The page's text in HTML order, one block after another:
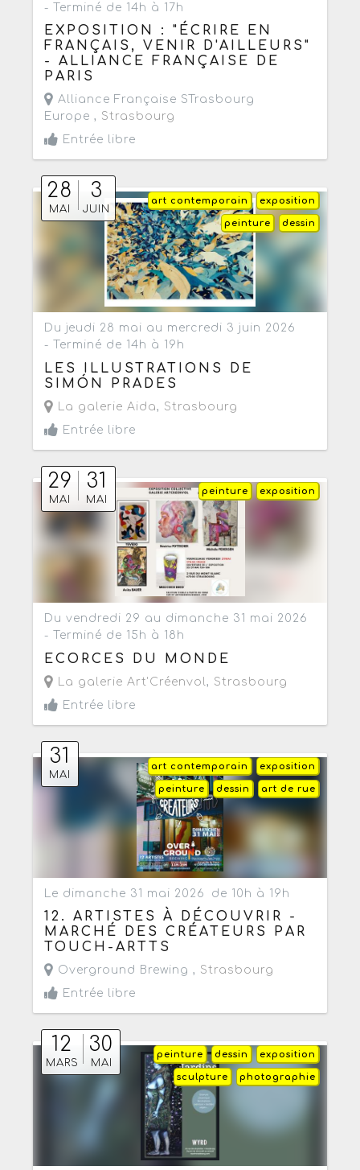
- Terminé de 14h à 17h
EXPOSITION : "ÉCRIRE EN
FRANÇAIS, VENIR D'AILLEURS"
- ALLIANCE FRANÇAISE DE
PARIS
Alliance Française STrasbourg
Europe , Strasbourg
Entrée libre
28
MAI
3
JUIN
exposition
art contemporain
dessin
peinture
Du jeudi 28 mai au mercredi 3 juin 2026
- Terminé de 14h à 19h
LES ILLUSTRATIONS DE
SIMÓN PRADES
La galerie Aida, Strasbourg
Entrée libre
29
MAI
31
MAI
exposition
peinture
Du vendredi 29 au dimanche 31 mai 2026
- Terminé de 15h à 18h
ECORCES DU MONDE
La galerie Art'Créenvol , Strasbourg
Entrée libre
31
MAI
exposition
art contemporain
art de rue
dessin
peinture
Le dimanche 31 mai 2026 de 10h à 19h
12. ARTISTES À DÉCOUVRIR -
MARCHÉ DES CRÉATEURS PAR
TOUCH-ARTTS
Overground Brewing , Strasbourg
Entrée libre
12
MARS
30
MAI
exposition
dessin
peinture
photographie
sculpture